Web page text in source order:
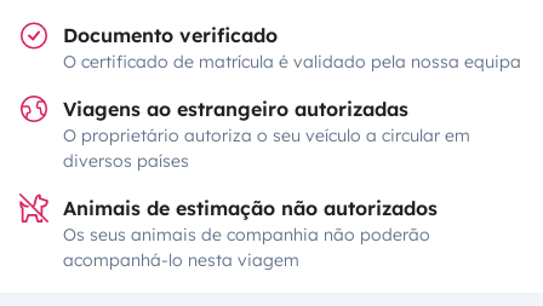
Documento verificado
O certificado de matrícula é validado pela nossa equipa
Viagens ao estrangeiro autorizadas
O proprietário autoriza o seu veículo a circular em
diversos países
Animais de estimação não autorizados
Os seus animais de companhia não poderão
acompanhá-lo nesta viagem